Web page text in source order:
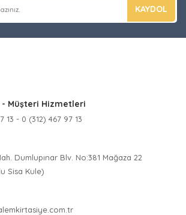
KAYDOL
- Müşteri Hizmetleri
13 - 0 (312) 467 97 13
Dumlupınar Blv. No:381 Mağaza 22
Sisa Kule)